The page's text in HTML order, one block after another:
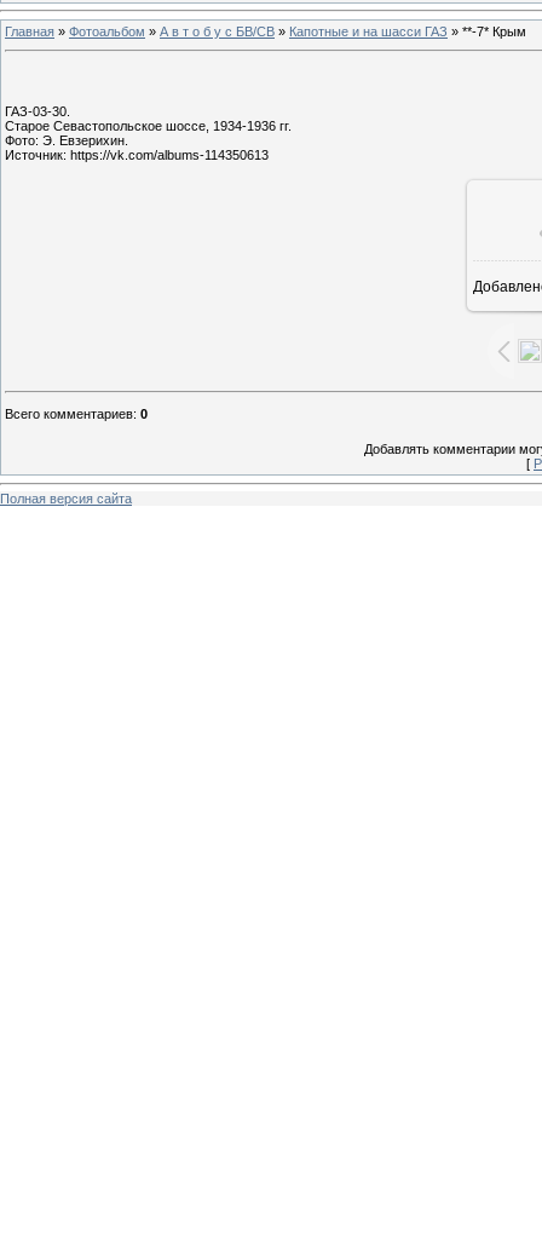
Главная » Фотоальбом » А в т о б у с БВ/СВ » Капотные и на шасси ГАЗ » **-7* Крым
ГАЗ-03-30.
Старое Севастопольское шоссе, 1934-1936 гг.
Фото: Э. Евзерихин.
Источник: https://vk.com/albums-114350613
Всего комментариев: 0
Добавлять комментарии
[
Полная версия сайта